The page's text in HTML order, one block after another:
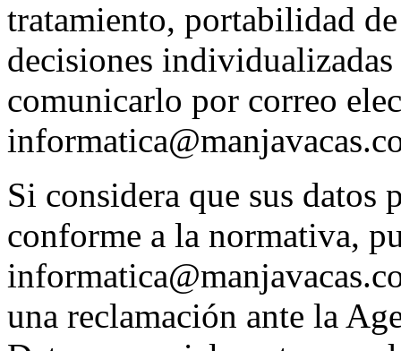
tratamiento, portabilidad
decisiones
comunicarlo por correo
Si considera que sus datos
conforme a la normativa,
una reclamación ante la